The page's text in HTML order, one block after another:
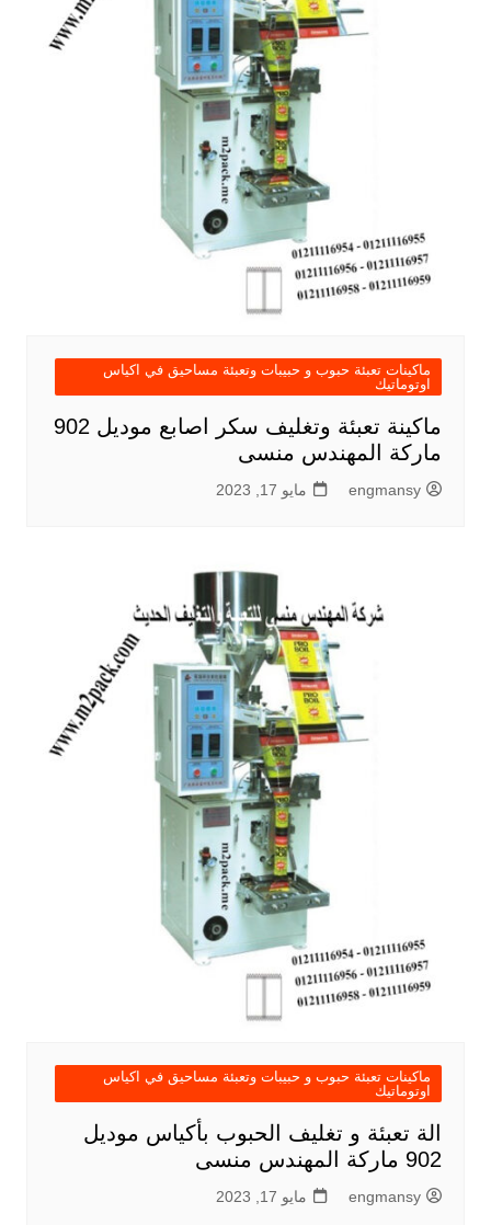
ماكينات تعبئة حبوب و حبيبات وتعبئة مساحيق في اكياس
اوتوماتيك
ماكينة تعبئة وتغليف سكر اصابع موديل 902
ماركة المهندس منسى
engmansy مايو 17, 2023
ماكينات تعبئة حبوب و حبيبات وتعبئة مساحيق في اكياس
اوتوماتيك
الة تعبئة و تغليف الحبوب بأكياس موديل
902 ماركة المهندس منسى
engmansy مايو 17, 2023